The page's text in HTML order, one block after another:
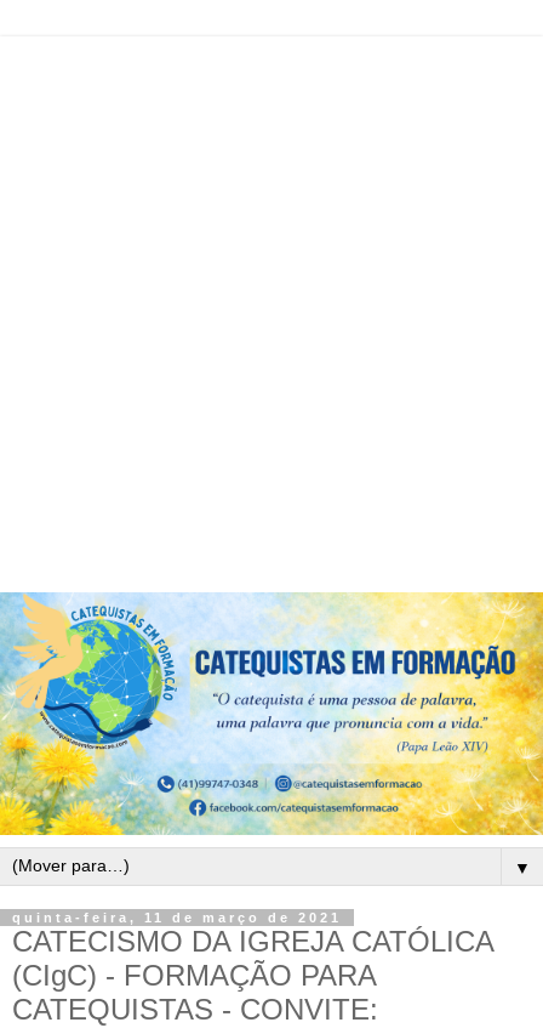
▼
quinta-feira, 11 de março de 2021
CATECISMO DA IGREJA CATÓLICA
(CIgC) - FORMAÇÃO PARA
CATEQUISTAS - CONVITE: